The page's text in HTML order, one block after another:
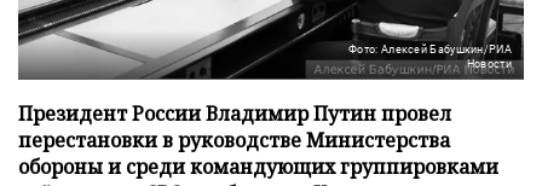
Фото: Алексей Бабушкин/РИА
Новости
Президент России Владимир Путин провел
перестановки в руководстве Министерства
обороны и среди командующих группировками